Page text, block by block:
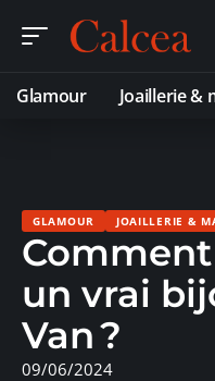
Glamour Joaillerie &
GLAMOUR JOAILLERIE &
un vrai
Van ?
09/06/2024